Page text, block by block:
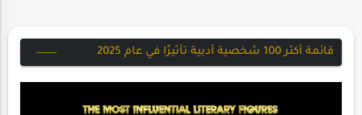
قائمة أكثر 100 شخصية أدبية تأثيرًا في عام 2025